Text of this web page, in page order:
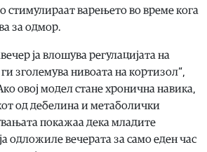
стимулираат варењето во време кога
за одмор.
ја влошува регулацијата на
зголемува нивоата на кортизол“,
овој модел стане хронична навика,
од дебелина и метаболички
покажаа дека младите
одложиле вечерата за само еден час